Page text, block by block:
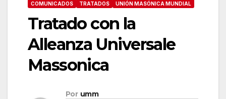
COMUNICADOS TRATADOS UNIÓN MASÓNICA MUNDIAL
Tratado con la
Alleanza Universale
Massonica
Por umm